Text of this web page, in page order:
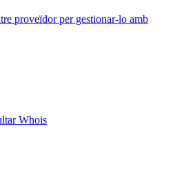
proveïdor per gestionar-lo amb
Whois